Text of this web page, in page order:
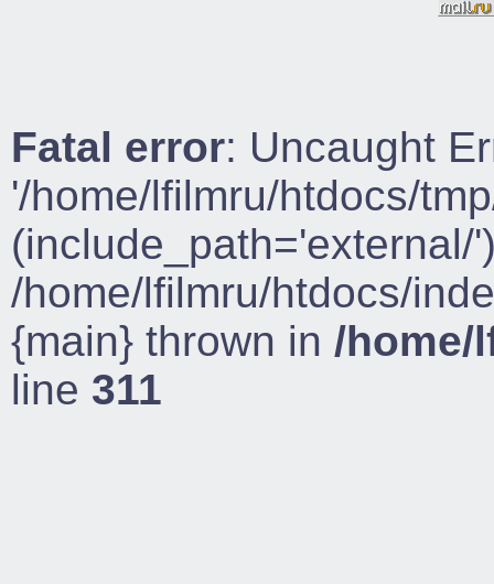
Fatal error: Uncaught
'/home/lfilmru/htdocs/
(include_path='external/
/home/lfilmru/htdocs/
{main} thrown in /home/
line 311